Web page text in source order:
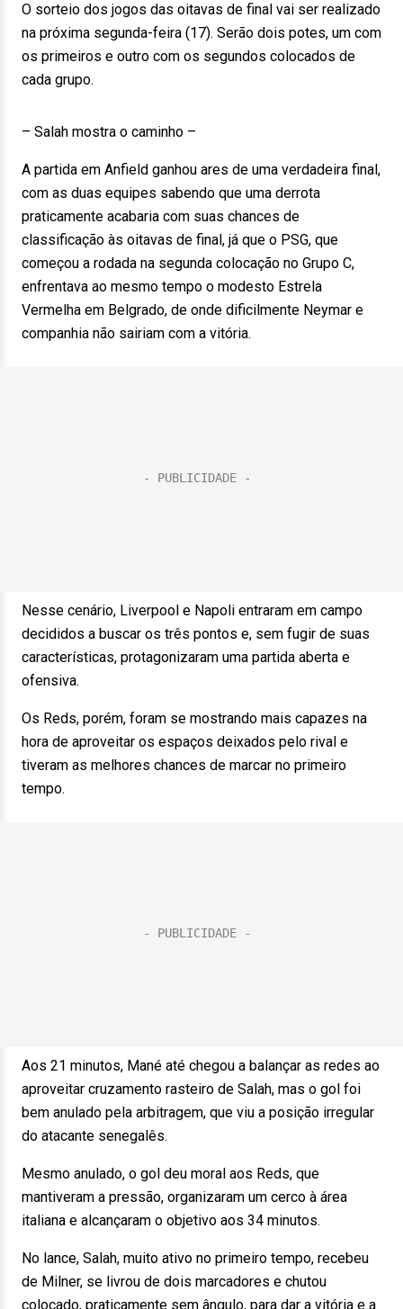
O sorteio dos jogos das oitavas de final vai ser realizado
na próxima segunda-feira (17). Serão dois potes, um com
os primeiros e outro com os segundos colocados de
cada grupo.
– Salah mostra o caminho –
A partida em Anfield ganhou ares de uma verdadeira final,
com as duas equipes sabendo que uma derrota
praticamente acabaria com suas chances de
classificação às oitavas de final, já que o PSG, que
começou a rodada na segunda colocação no Grupo C,
enfrentava ao mesmo tempo o modesto Estrela
Vermelha em Belgrado, de onde dificilmente Neymar e
companhia não sairiam com a vitória.
Nesse cenário, Liverpool e Napoli entraram em campo
decididos a buscar os três pontos e, sem fugir de suas
características, protagonizaram uma partida aberta e
ofensiva.
Os Reds, porém, foram se mostrando mais capazes na
hora de aproveitar os espaços deixados pelo rival e
tiveram as melhores chances de marcar no primeiro
tempo.
Aos 21 minutos, Mané até chegou a balançar as redes ao
aproveitar cruzamento rasteiro de Salah, mas o gol foi
bem anulado pela arbitragem, que viu a posição irregular
do atacante senegalês.
Mesmo anulado, o gol deu moral aos Reds, que
mantiveram a pressão, organizaram um cerco à área
italiana e alcançaram o objetivo aos 34 minutos.
No lance, Salah, muito ativo no primeiro tempo, recebeu
de Milner, se livrou de dois marcadores e chutou
colocado, praticamente sem ângulo, para dar a vitória e a